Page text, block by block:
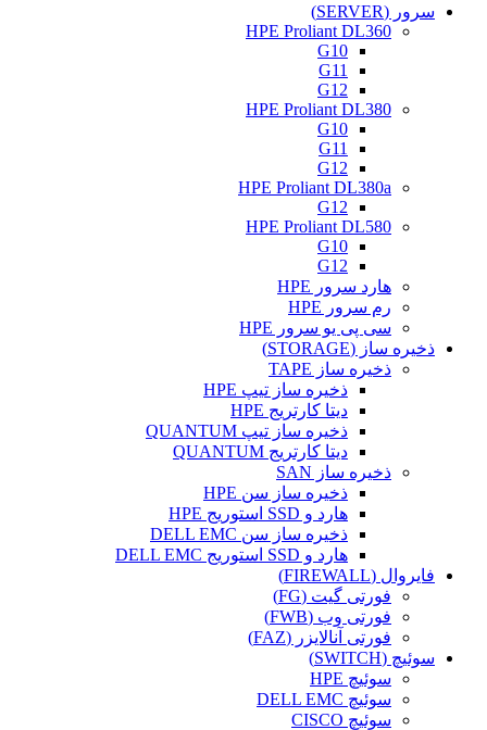
سرور (SERVER)
HPE Proliant DL360
G10
G11
G12
HPE Proliant DL380
G10
G11
G12
HPE Proliant DL380a
G12
HPE Proliant DL580
G10
G12
هارد سرور HPE
رم سرور HPE
سی پی یو سرور HPE
ذخیره ساز (STORAGE)
ذخیره ساز TAPE
ذخیره ساز تیپ HPE
دیتا کارتریج HPE
ذخیره ساز تیپ QUANTUM
دیتا کارتریج QUANTUM
ذخیره ساز SAN
ذخیره ساز سن HPE
هارد و SSD استوریج HPE
ذخیره ساز سن DELL EMC
هارد و SSD استوریج DELL EMC
فایروال (FIREWALL)
فورتی گیت (FG)
فورتی وب (FWB)
فورتی آنالایزر (FAZ)
سوئیچ (SWITCH)
سوئیچ HPE
سوئیچ DELL EMC
سوئیچ CISCO